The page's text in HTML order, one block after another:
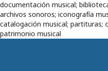
documentación musical;
archivos sonoros; iconografía
catalogación musical; partituras;
patrimonio musical